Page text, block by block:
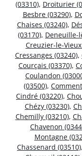
(03310), Droiturier
Besbre (03290),
Chaises (03240),
(03170), Deneuille-
Creuzier-le-
Cressanges (03240),
Courçais (03370),
Coulandon
(03500),
Cindré (03220),
Chézy (03230),
Chemilly (03210),
Chavenon
Montagne
Chassenard (03510),